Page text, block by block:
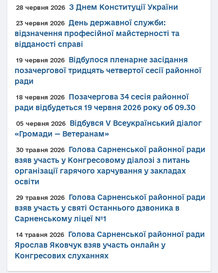
28 червня 2026 З Днем Конституції України
23 червня 2026 День державної служби:
відзначення професійної майстерності та
відданості справі
19 червня 2026
Відбулося пленарне засідання
позачергової тридцять четвертої сесії районної
ради
18 червня 2026
Позачергова 34 сесія районної
ради відбудеться 19 червня 2026 року об 09.30
05 червня 2026
Відбувся V Всеукраїнський діалог
«Громади — Ветеранам»
30 травня 2026
Голова Сарненської районної ради
взяв участь у Конгресовому діалозі з питань
організації гарячого харчування у закладах
освіти
29 травня 2026
Голова Сарненської районної ради
взяв участь у святі Останнього дзвоника в
Сарненському ліцеї №1
14 травня 2026
Голова Сарненської районної ради
Ярослав Яковчук взяв участь онлайн у
Конгресових слуханнях